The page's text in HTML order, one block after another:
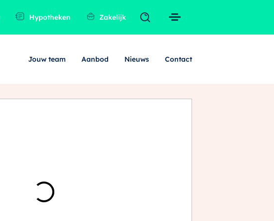
Hypotheken Zakelijk
Jouw team Aanbod Nieuws Contact